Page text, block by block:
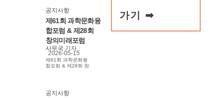
공지사항
제61회 과학문화융
합포럼 & 제28회
창의미래포럼
사무국 기자
2026-05-15
제61회 과학문화융
합포럼 & 제28회 창
공지사항
가기 ➡